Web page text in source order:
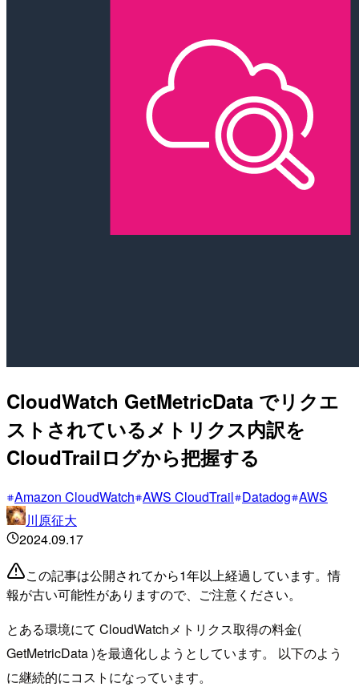
CloudWatch GetMetricData でリクエ
ストされているメトリクス内訳を
CloudTrailログから把握する
Amazon CloudWatch AWS CloudTrail Datadog AWS
川原征大
2024.09.17
この記事は公開されてから1年以上経過しています。情
報が古い可能性がありますので、ご注意ください。
とある環境にて CloudWatchメトリクス取得の料金(
GetMetricData )を最適化しようとしています。 以下のよう
に継続的にコストになっています。